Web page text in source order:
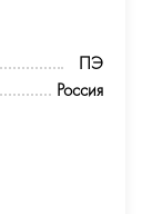
ПЭ
Россия